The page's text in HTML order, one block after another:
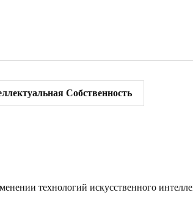
Собственность
технологий искусственного